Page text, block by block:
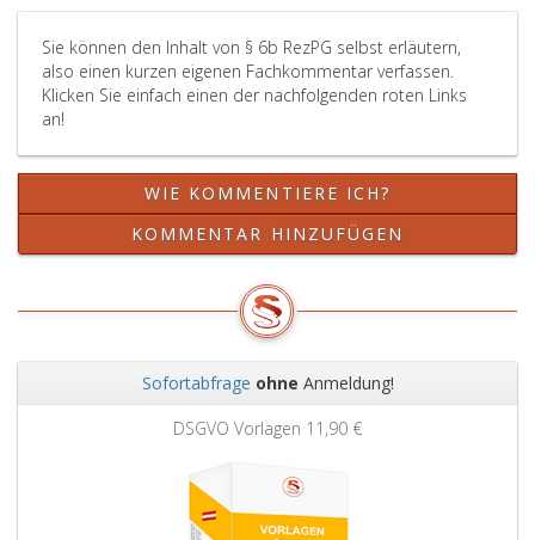
Sie können den Inhalt von § 6b RezPG selbst erläutern,
also einen kurzen eigenen Fachkommentar verfassen.
Klicken Sie einfach einen der nachfolgenden roten Links
an!
WIE KOMMENTIERE ICH?
KOMMENTAR HINZUFÜGEN
Sofortabfrage ohne Anmeldung!
DSGVO Vorlagen 11,90 €